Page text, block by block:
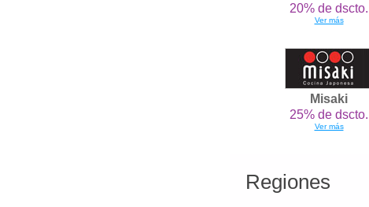
20% de dscto.
Ver más
Misaki
25% de dscto.
Ver más
Regiones